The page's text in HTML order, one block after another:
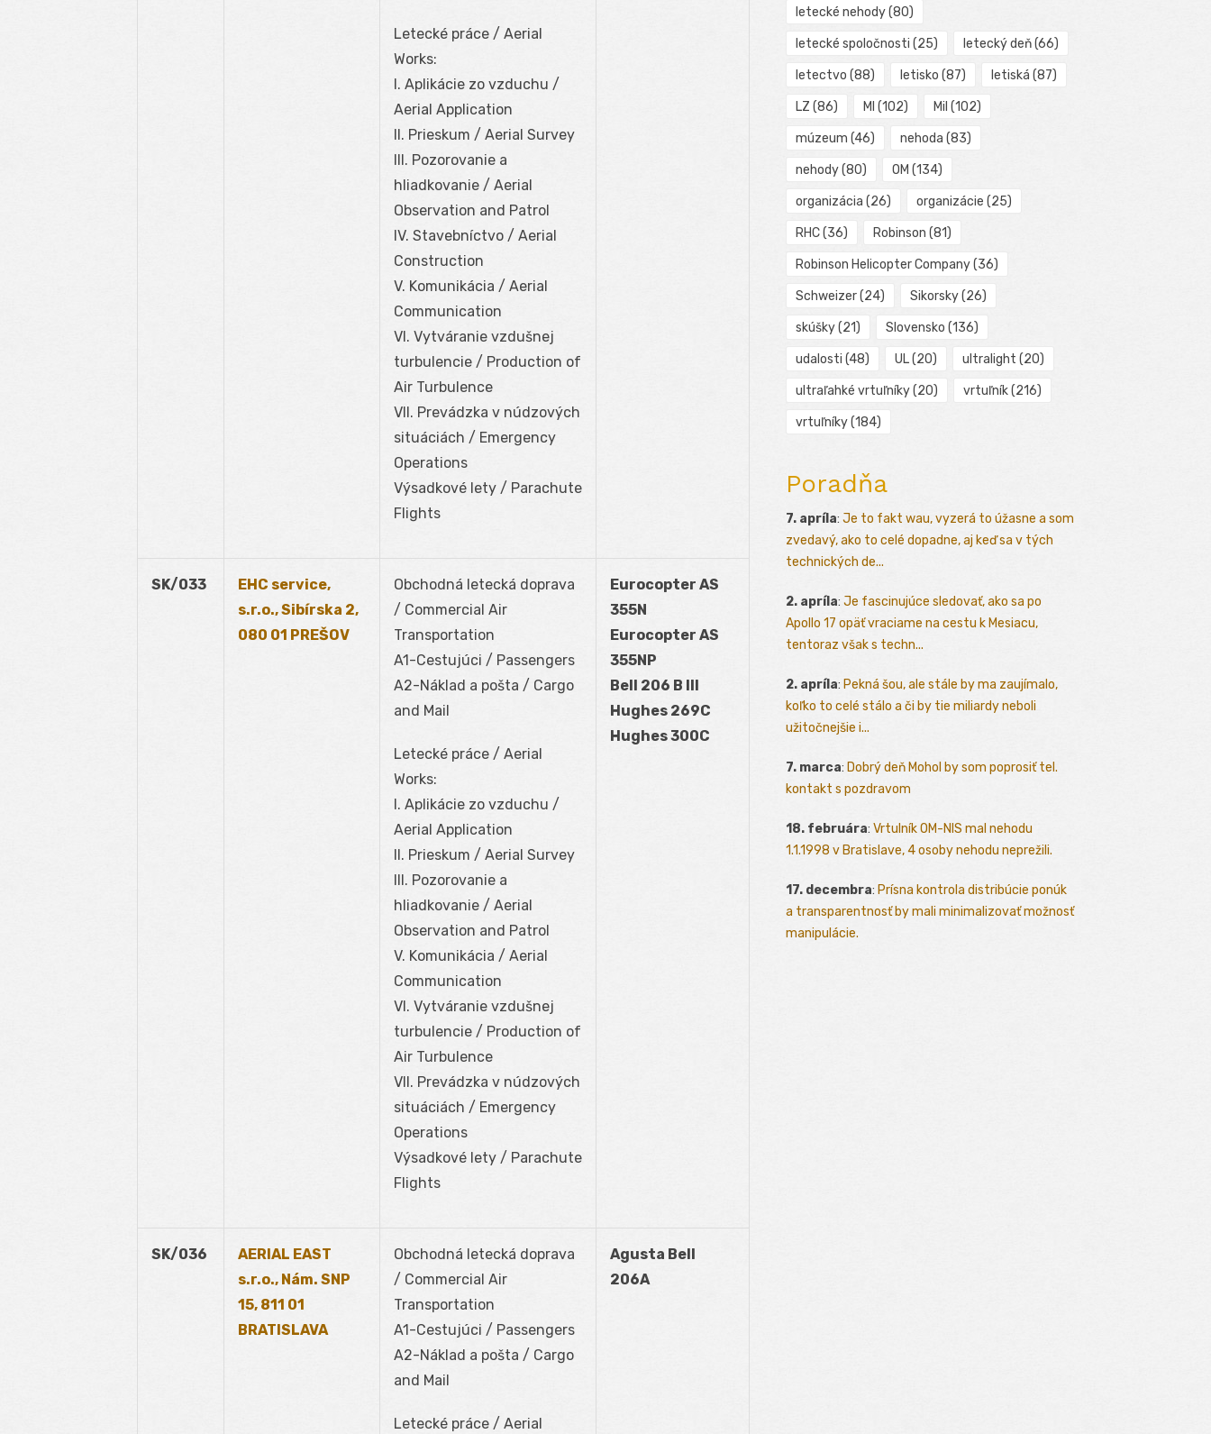
Letecké práce / Aerial
Works:
I. Aplikácie zo vzduchu /
Aerial Application
II. Prieskum / Aerial Survey
III. Pozorovanie a
hliadkovanie / Aerial
Observation and Patrol
IV. Stavebníctvo / Aerial
Construction
V. Komunikácia / Aerial
Communication
VI. Vytváranie vzdušnej
turbulencie / Production of
Air Turbulence
VII. Prevádzka v núdzových
situáciách / Emergency
Operations
Výsadkové lety / Parachute
Flights
SK/033
EHC service,
s.r.o., Sibírska 2,
080 01 PREŠOV
Obchodná letecká doprava
/ Commercial Air
Transportation
A1-Cestujúci / Passengers
A2-Náklad a pošta / Cargo
and Mail
Letecké práce / Aerial
Works:
I. Aplikácie zo vzduchu /
Aerial Application
II. Prieskum / Aerial Survey
III. Pozorovanie a
hliadkovanie / Aerial
Observation and Patrol
V. Komunikácia / Aerial
Communication
VI. Vytváranie vzdušnej
turbulencie / Production of
Air Turbulence
VII. Prevádzka v núdzových
situáciách / Emergency
Operations
Výsadkové lety / Parachute
Flights
Eurocopter AS
355N
Eurocopter AS
355NP
Bell 206 B III
Hughes 269C
Hughes 300C
SK/036
AERIAL EAST
s.r.o., Nám. SNP
15, 811 01
BRATISLAVA
Obchodná letecká doprava
/ Commercial Air
Transportation
A1-Cestujúci / Passengers
A2-Náklad a pošta / Cargo
and Mail
Letecké práce / Aerial
Agusta Bell
206A
letecké nehody(80)
letecké spoločnosti (25) letecký deň(66)
letectvo (88) letisko (87) letiská (87)
LZ (86) MI (102) Mil (102)
múzeum (46) nehoda (83)
nehody(80) OM (134)
organizácia (26) organizácie (25)
RHC(36) Robinson (81)
Robinson Helicopter Company(36)
Schweizer(24) Sikorsky(26)
skúšky(21) Slovensko (136)
udalosti (48) UL(20) ultralight (20)
ultraľahké vrtuľníky(20) vrtuľník(216)
vrtuľníky(184)
Poradňa
7. apríla: Je to fakt wau, vyzerá to úžasne a som
zvedavý, ako to celé dopadne, aj keď sa v tých
technických de...
2. apríla: Je fascinujúce sledovať, ako sa po
Apollo 17 opäť vraciame na cestu k Mesiacu,
tentoraz však s techn...
2. apríla: Pekná šou, ale stále by ma zaujímalo,
koľko to celé stálo a či by tie miliardy neboli
užitočnejšie i...
7. marca: Dobrý deň Mohol by som poprosiť tel.
kontakt s pozdravom
18. februára: Vrtulník OM-NIS mal nehodu
1.1.1998 v Bratislave, 4 osoby nehodu neprežili.
17. decembra: Prísna kontrola distribúcie ponúk
a transparentnosť by mali minimalizovať možnosť
manipulácie.